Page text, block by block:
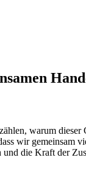
⁢warum dieser
⁢wir gemeinsam
die Kraft ​der